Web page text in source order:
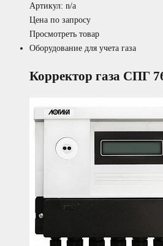
Артикул: n/a
Цена по запросу
Просмотреть товар
Оборудование для учета газа
Корректор газа СПГ